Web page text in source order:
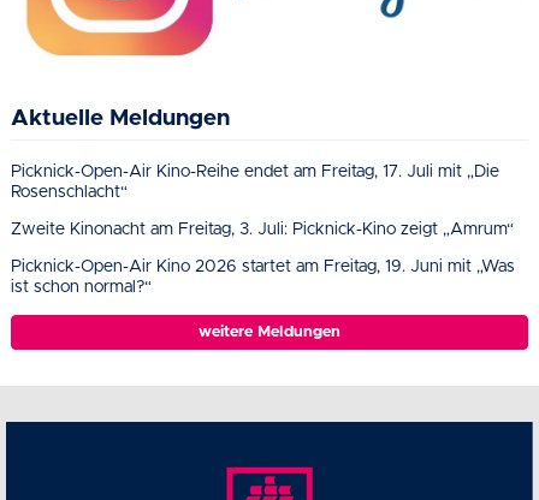
Aktuelle Meldungen
Picknick-Open-Air Kino-Reihe endet am Freitag, 17. Juli mit „Die
Rosenschlacht“
Zweite Kinonacht am Freitag, 3. Juli: Picknick-Kino zeigt „Amrum“
Picknick-Open-Air Kino 2026 startet am Freitag, 19. Juni mit „Was
ist schon normal?“
weitere Meldungen